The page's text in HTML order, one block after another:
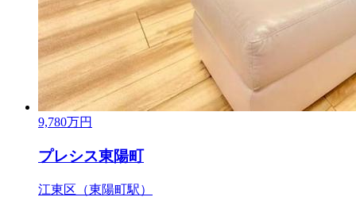
9,780万円
プレシス東陽町
江東区（東陽町駅）